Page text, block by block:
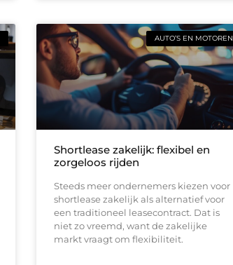
AUTO’S EN MOTOREN
Shortlease zakelijk: flexibel en
zorgeloos rijden
Steeds meer ondernemers kiezen voor
shortlease zakelijk als alternatief voor
een traditioneel leasecontract. Dat is
niet zo vreemd, want de zakelijke
markt vraagt om flexibiliteit.